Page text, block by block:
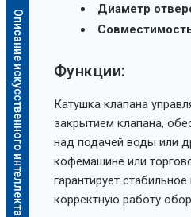
Описание искусственного интеллекта
Диаметр
Функции:
Катушка клапана
закрытием клапана,
над подачей воды или
кофемашине или
гарантирует
корректную работу